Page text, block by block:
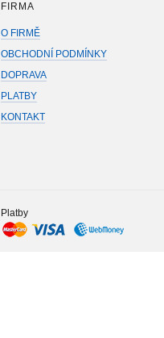
FIRMA
O FIRMĚ
OBCHODNÍ PODMÍNKY
DOPRAVA
PLATBY
KONTAKT
Platby